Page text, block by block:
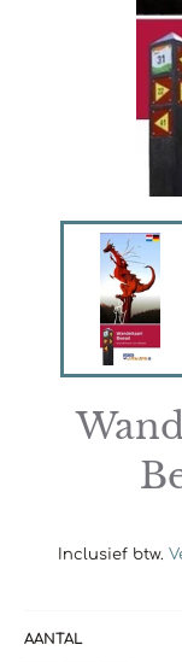
Inclusief btw.
AANTAL